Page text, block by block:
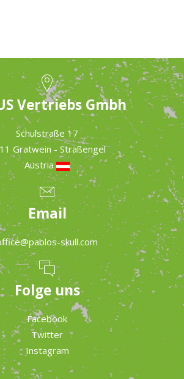
Vertriebs Gmbh
Schulstraße 17
Gratwein - Straßengel
Austria
Email
skull.com
Folge uns
Facebook
Twitter
Instagram